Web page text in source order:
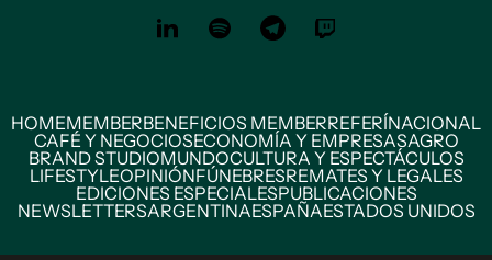
HOMEMEMBERBENEFICIOS MEMBERREFERÍNACIONAL
CAFÉ Y NEGOCIOSECONOMÍA Y EMPRESASAGRO
BRAND STUDIOMUNDOCULTURA Y ESPECTÁCULOS
LIFESTYLEOPINIÓNFÚNEBRESREMATES Y LEGALES
EDICIONES ESPECIALESPUBLICACIONES
NEWSLETTERSARGENTINAESPAÑAESTADOS UNIDOS